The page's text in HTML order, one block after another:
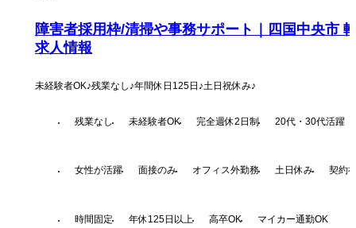
障害者採用枠/清掃や事務サポート｜四国中央市
求人情報
未経験者OK♪残業なし♪年間休日125日♪土日祝休み♪
残業なし 未経験者OK 完全週休2日制 20代・30代活躍
女性が活躍 面接のみ オフィス外勤務 土日休み 契約
時間固定 年休125日以上 高卒OK マイカー通勤OK